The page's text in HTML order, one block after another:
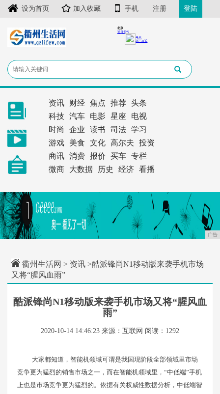
设为首页 加入收藏 手机 注册 登陆
资讯 财经 焦点 推荐
头条
科技
汽车 电影 星座
电视
时尚
企业 读书 司法
学习
游戏
美食 文化 高尔夫
投资
商讯
消费 报价 买车
专栏
微商
大数据 历史 经济 看播
广告
衢州生活网 > 资讯 >酷派锋尚N1移动版来袭手机市场
又将“腥风血雨”
酷派锋尚N1移动版来袭手机市场又将“腥风血
雨”
2020-10-14 14:46:23 来源：互联网 阅读：1292
大家都知道，智能机领域可谓是我国现阶段全部领域里市场
竞争更为猛烈的销售市场之一，而在智能机领域里，“中低端”手机
上也是市场竞争更为猛烈的。依据有关权威性数据分析，中低端智